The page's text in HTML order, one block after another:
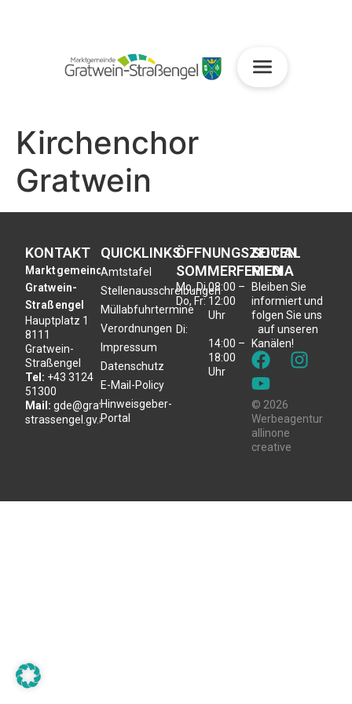
Kirchenchor
Gratwein
KONTAKT
Marktgemeinde
Gratwein-
Straßengel
Hauptplatz 1
8111
Gratwein-
Straßengel
Tel: +43 3124
51300
Mail: gde@gratwein-
strassengel.gv.at
QUICKLINKS
Amtstafel
Stellenausschreibungen
Müllabfuhrtermine
Verordnungen
Impressum
Datenschutz
E-Mail-Policy
Hinweisgeber-
Portal
ÖFFNUNGSZEITEN
SOMMERFERIEN
Mo, Di,
Do, Fr:
Di:
08:00 –
12:00
Uhr
14:00 –
18:00
Uhr
SOCIAL
MEDIA
Bleiben Sie
informiert und
folgen Sie uns
auf unseren
Kanälen!
© 2026
Werbeagentur
allinone
creative